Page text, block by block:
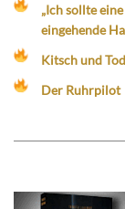
„Ich sollte
eingehende
Kitsch und
Der Ruhrpilot